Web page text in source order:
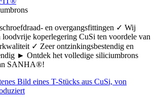
en overgangsfittingen ✓ Wij
loodvrije koperlegering CuSi ten voordele van
✓ Zeer ontzinkingsbestendig en
► Ontdek het volledige siliciumbrons
SANHA®!